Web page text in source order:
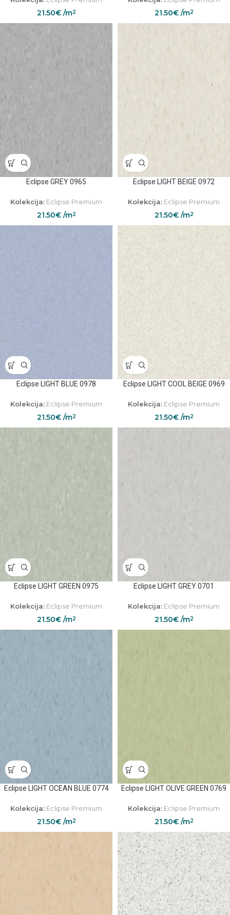
21.50€/m2 21.50€/m2
Eclipse GREY 0965
Kolekcija: Eclipse Premium
21.50€/m2
Eclipse LIGHT BEIGE 0972
Kolekcija: Eclipse Premium
21.50€/m2
Eclipse LIGHT BLUE 0978
Kolekcija: Eclipse Premium
21.50€/m2
Eclipse LIGHT COOL BEIGE 0969
Kolekcija: Eclipse Premium
21.50€/m2
Eclipse LIGHT GREEN 0975
Kolekcija: Eclipse Premium
21.50€/m2
Eclipse LIGHT GREY 0701
Kolekcija: Eclipse Premium
21.50€/m2
Eclipse LIGHT OCEAN BLUE 0774
Kolekcija: Eclipse Premium
21.50€/m2
Eclipse LIGHT OLIVE GREEN 0769
Kolekcija: Eclipse Premium
21.50€/m2